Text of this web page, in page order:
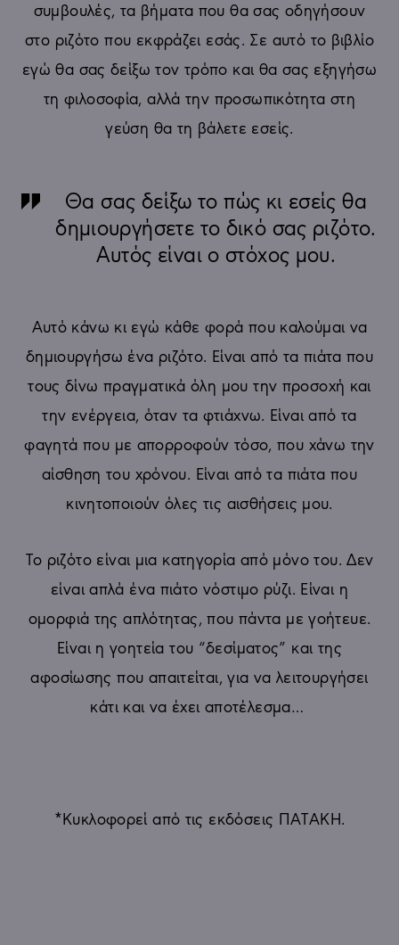
συμβουλές, τα βήματα που θα σας οδηγήσουν
στο ριζότο που εκφράζει εσάς. Σε αυτό το βιβλίο
εγώ θα σας δείξω τον τρόπο και θα σας εξηγήσω
τη φιλοσοφία, αλλά την προσωπικότητα στη
γεύση θα τη βάλετε εσείς.
Θα σας δείξω το πώς κι εσείς θα
δημιουργήσετε το δικό σας ριζότο.
Αυτός είναι ο στόχος μου.
Αυτό κάνω κι εγώ κάθε φορά που καλούμαι να
δημιουργήσω ένα ριζότο. Είναι από τα πιάτα που
τους δίνω πραγματικά όλη μου την προσοχή και
την ενέργεια, όταν τα φτιάχνω. Είναι από τα
φαγητά που με απορροφούν τόσο, που χάνω την
αίσθηση του χρόνου. Είναι από τα πιάτα που
κινητοποιούν όλες τις αισθήσεις μου.
Το ριζότο είναι μια κατηγορία από μόνο του. Δεν
είναι απλά ένα πιάτο νόστιμο ρύζι. Είναι η
ομορφιά της απλότητας, που πάντα με γοήτευε.
Είναι η γοητεία του “δεσίματος” και της
αφοσίωσης που απαιτείται, για να λειτουργήσει
κάτι και να έχει αποτέλεσμα…
*Κυκλοφορεί από τις εκδόσεις ΠΑΤΑΚΗ.